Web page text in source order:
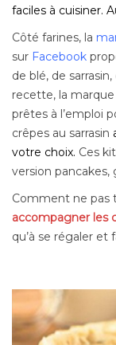
faciles à cuisiner.
Côté farines, la
sur Facebook
de blé, de
recette, la
prêtes à l’emploi
crêpes au sarrasin
votre choix. Ces
version pancakes,
Comment ne pas
accompagner les
qu’à se régaler et